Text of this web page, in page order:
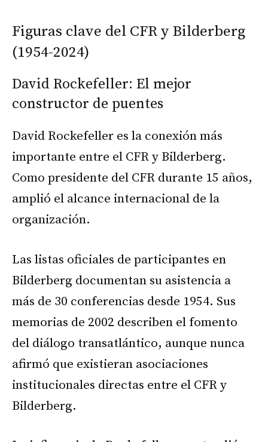
Figuras clave del CFR y Bilderberg
(1954-2024)
David Rockefeller: El mejor
constructor de puentes
David Rockefeller es la conexión más
importante entre el CFR y Bilderberg.
Como presidente del CFR durante 15 años,
amplió el alcance internacional de la
organización.
Las listas oficiales de participantes en
Bilderberg documentan su asistencia a
más de 30 conferencias desde 1954. Sus
memorias de 2002 describen el fomento
del diálogo transatlántico, aunque nunca
afirmó que existieran asociaciones
institucionales directas entre el CFR y
Bilderberg.